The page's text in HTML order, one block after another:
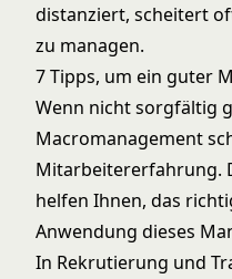
distanziert, scheitert
zu managen.
7 Tipps, um ein guter
Wenn nicht sorgfältig
Macromanagement
Mitarbeitererfahrung.
helfen Ihnen, das
Anwendung dieses
In Rekrutierung und